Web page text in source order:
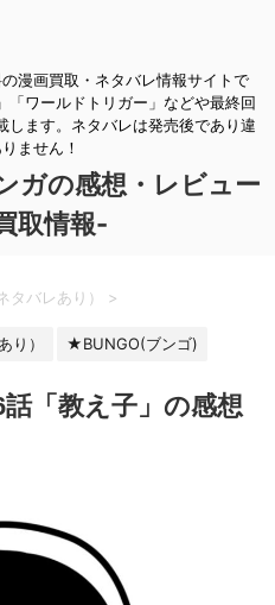
漫画買取・ネタバレ情報サイトで
「ワールドトリガー」などや最終回
します。ネタバレは発売後であり違
ません！
ガの感想・レビュー
取情報-
バレあり） >
り） ★BUNGO(ブンゴ)
「教え子」の感想